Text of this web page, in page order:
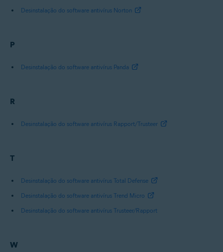
Desinstalação do software antivírus Norton
P
Desinstalação do software antivírus Panda
R
Desinstalação do software antivírus Rapport/Trusteer
T
Desinstalação do software antivírus Total Defense
Desinstalação do software antivírus Trend Micro
Desinstalação do software antivírus Trusteer/Rapport
W